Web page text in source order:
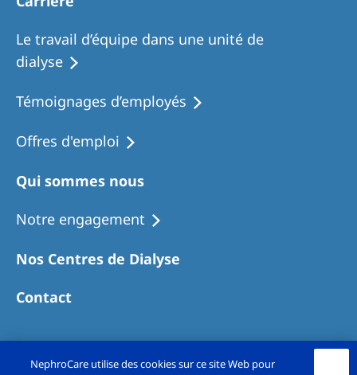
Le travail d’équipe dans une unité de
dialyse
Témoignages d’employés
Offres d'emploi
Qui sommes nous
Notre engagement
Nos Centres de Dialyse
Contact
NephroCare utilise des cookies sur ce site Web pour